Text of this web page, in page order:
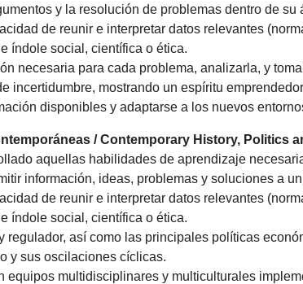
y la resolución de problemas dentro de su
de reunir e interpretar datos relevantes
índole social, científica o ética.
necesaria para cada problema, analizarla, y
incertidumbre, mostrando un espíritu
disponibles y adaptarse a los nuevos
/ Contemporary History, Politics
aquellas habilidades de aprendizaje
información, ideas, problemas y soluciones a
de reunir e interpretar datos relevantes
índole social, científica o ética.
regulador, así como las principales políticas
y sus oscilaciones cíclicas.
equipos multidisciplinares y multiculturales